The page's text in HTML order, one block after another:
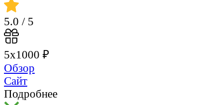
5.0 / 5
5х1000 ₽
Обзор
Сайт
Подробнее